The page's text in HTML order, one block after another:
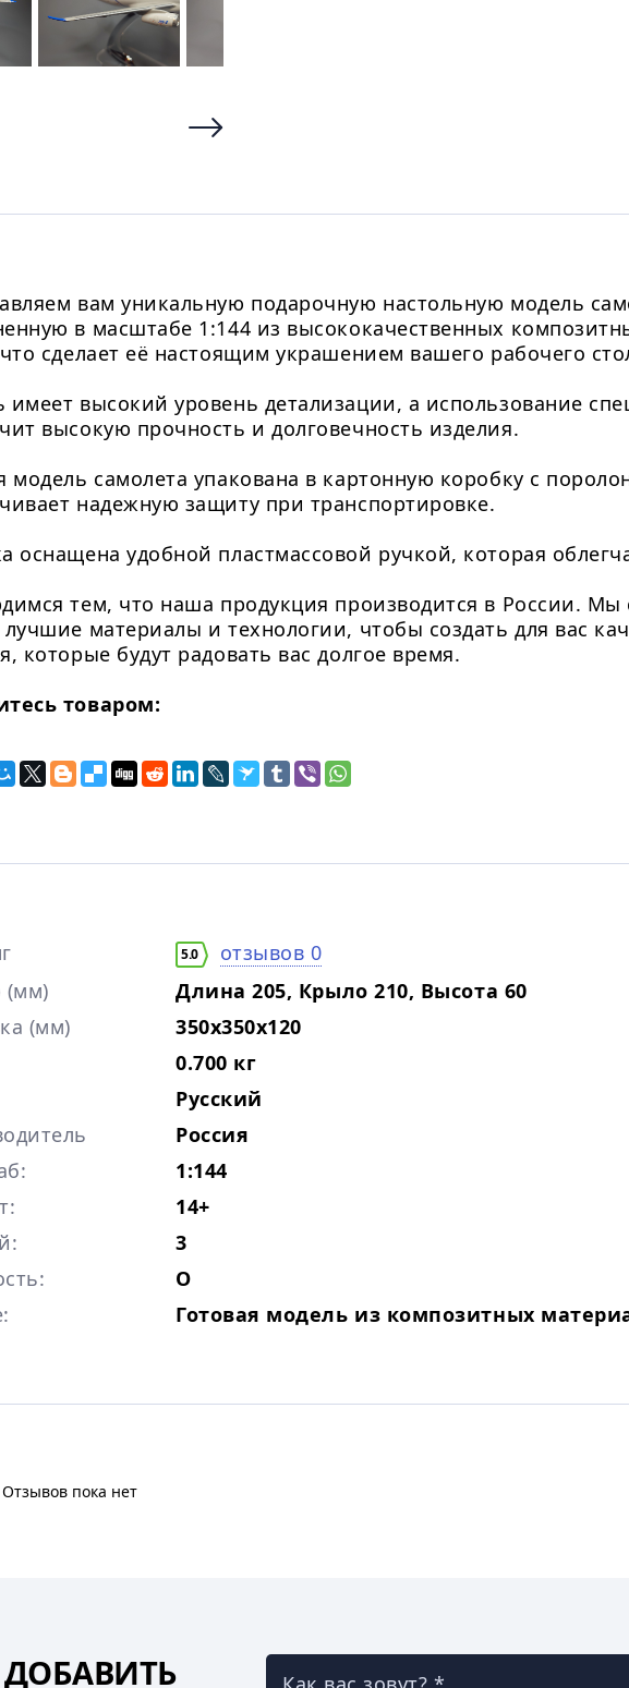
вам уникальную подарочную настольную модель
в масштабе 1:144 из высококачественных
сделает её настоящим украшением вашего рабочего
имеет высокий уровень детализации, а использование
высокую прочность и долговечность изделия.
модель самолета упакована в картонную коробку с
надежную защиту при транспортировке.
оснащена удобной пластмассовой ручкой, которая
тем, что наша продукция производится в России. Мы
лучшие материалы и технологии, чтобы создать для вас
которые будут радовать вас долгое время.
товаром:
5.0
отзывов 0
(мм)
Длина 205, Крыло 210, Высота 60
(мм)
350х350х120
0.700 кг
Русский
Россия
1:144
14+
3
O
Готовая модель из композитных
Отзывов пока нет
ДОБАВИТЬ